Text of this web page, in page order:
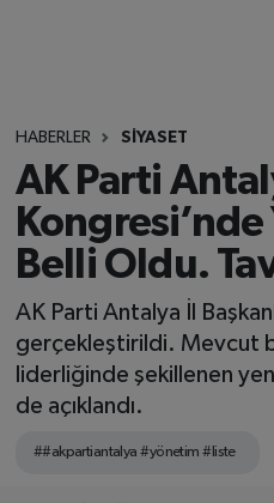
HABERLER SİYASET
AK Parti
Belli Oldu.
AK Parti Antalya İl
gerçekleştirildi. Mevcut
liderliğinde şekillenen
de açıklandı.
##akpartiantalya #yönetim #liste